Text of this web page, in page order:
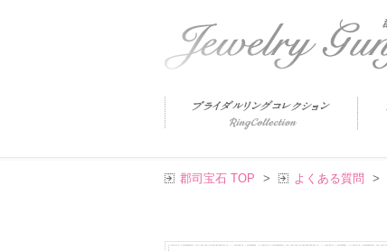
郡司宝石 TOP > よくある質問 >